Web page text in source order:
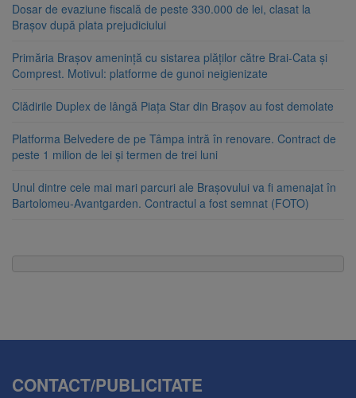
Dosar de evaziune fiscală de peste 330.000 de lei, clasat la
Brașov după plata prejudiciului
Primăria Brașov amenință cu sistarea plăților către Brai-Cata și
Comprest. Motivul: platforme de gunoi neigienizate
Clădirile Duplex de lângă Piața Star din Brașov au fost demolate
Platforma Belvedere de pe Tâmpa intră în renovare. Contract de
peste 1 milion de lei și termen de trei luni
Unul dintre cele mai mari parcuri ale Brașovului va fi amenajat în
Bartolomeu-Avantgarden. Contractul a fost semnat (FOTO)
CONTACT/PUBLICITATE